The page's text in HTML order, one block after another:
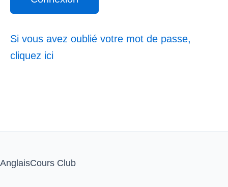
Si vous avez oublié votre mot de passe,
cliquez ici
AnglaisCours Club